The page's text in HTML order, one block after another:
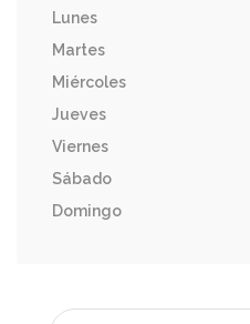
Lunes
Martes
Miércoles
Jueves
Viernes
Sábado
Domingo